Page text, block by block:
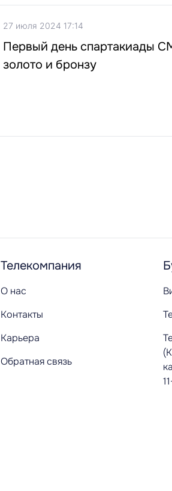
27 июля 2024 17:14
Первый день спартакиады
золото и бронзу
Телекомпания
О нас
Контакты
Карьера
Обратная связь